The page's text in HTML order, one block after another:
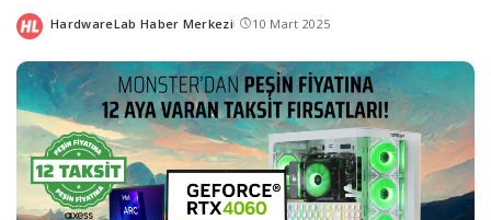
Posted
HardwareLab Haber Merkezi 10 Mart 2025